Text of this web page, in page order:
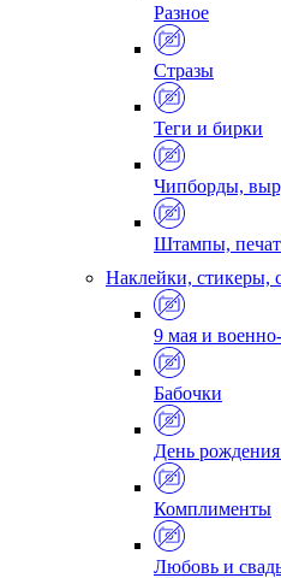
Разное
Стразы
Теги и бирки
Чипборды,
Штампы,
Наклейки, стикеры,
9 мая и
Бабочки
День
Комплименты
Любовь и